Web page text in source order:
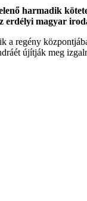
harmadik
erdélyi magyar
a regény
újítják meg